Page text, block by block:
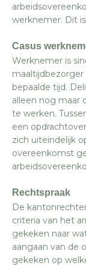
werknemer. Dit
Casus
Werknemer is
bepaalde tijd.
alleen nog maar
te werken.
een
zich uiteindelijk
overeenkomst
Rechtspraak
De
criteria van het
gekeken naar
aangaan van de
gekeken op